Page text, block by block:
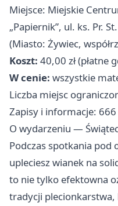
Miejsce: Miejskie
„Papiernik”, ul. ks. Pr.
(Miasto: Żywiec,
Koszt: 40,00 zł (płatne
W cenie: wszystkie
Liczba miejsc
Zapisy i informacje:
O wydarzeniu —
Podczas spotkania pod
upleciesz wianek na
to nie tylko efektowna
tradycji plecionkarstwa,